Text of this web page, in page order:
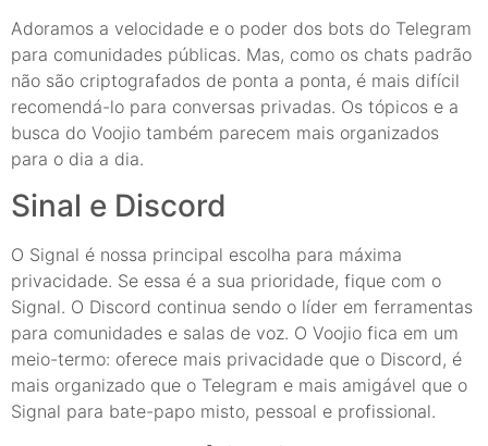
Adoramos a velocidade e o poder dos bots do Telegram
para comunidades públicas. Mas, como os chats padrão
não são criptografados de ponta a ponta, é mais difícil
recomendá-lo para conversas privadas. Os tópicos e a
busca do Voojio também parecem mais organizados
para o dia a dia.
Sinal e Discord
O Signal é nossa principal escolha para máxima
privacidade. Se essa é a sua prioridade, fique com o
Signal. O Discord continua sendo o líder em ferramentas
para comunidades e salas de voz. O Voojio fica em um
meio-termo: oferece mais privacidade que o Discord, é
mais organizado que o Telegram e mais amigável que o
Signal para bate-papo misto, pessoal e profissional.